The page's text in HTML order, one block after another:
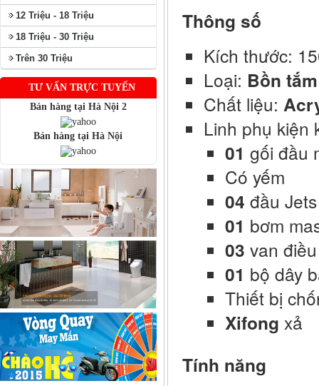
12 Triệu - 18 Triệu
18 Triệu - 30 Triệu
Trên 30 Triệu
TƯ VẤN TRỰC TUYẾN
Bán hàng tại Hà Nội 2
Bán hàng tại Hà Nội
Thông số
Kích thước:
Loại: Bồn
Chất liệu:
Linh phụ kiện
01 gối đầu
Có yếm
04 đầu
01 bơm
03 van
01 bộ dây
Thiết bị
Xifong xả
Tính năng